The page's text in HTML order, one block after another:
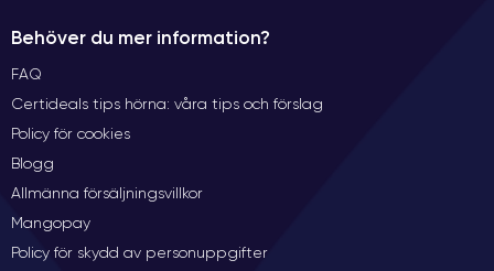
Behöver du mer information?
FAQ
Certideals tips hörna: våra tips och förslag
Policy för cookies
Blogg
Allmänna försäljningsvillkor
Mangopay
Policy för skydd av personuppgifter